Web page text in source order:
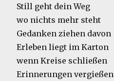
Still geht dein Weg
wo nichts mehr steht
Gedanken ziehen davon
Erleben liegt im Karton
wenn Kreise schließen
Erinnerungen vergießen